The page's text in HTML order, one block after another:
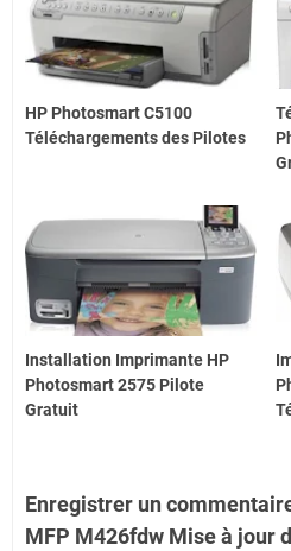
HP Photosmart C5100
Téléchargements des Pilotes
Installation Imprimante HP
Photosmart 2575 Pilote
Gratuit
Enregistrer un
MFP M426fdw Mise à jour